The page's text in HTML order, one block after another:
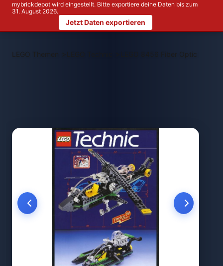
mybrickdepot wird eingestellt. Bitte exportiere deine Daten bis zum
31. August 2026.
Jetzt Daten exportieren
LEGO Themen > LEGO 8456 Fiber Optic Multi